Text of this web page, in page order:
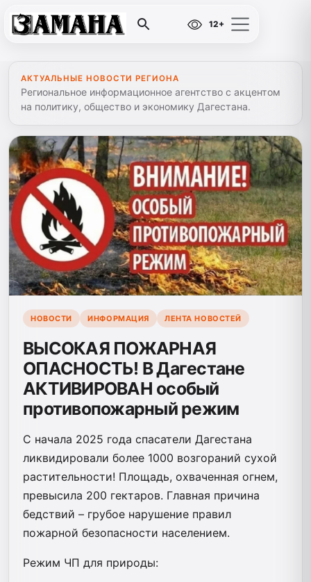
12+
АКТУАЛЬНЫЕ НОВОСТИ РЕГИОНА
Региональное информационное агентство с акцентом
на политику, общество и экономику Дагестана.
НОВОСТИ ИНФОРМАЦИЯ ЛЕНТА НОВОСТЕЙ
ВЫСОКАЯ ПОЖАРНАЯ
ОПАСНОСТЬ! В Дагестане
АКТИВИРОВАН особый
противопожарный режим
С начала 2025 года спасатели Дагестана
ликвидировали более 1000 возгораний сухой
растительности! Площадь, охваченная огнем,
превысила 200 гектаров. Главная причина
бедствий – грубое нарушение правил
пожарной безопасности населением.
Режим ЧП для природы: